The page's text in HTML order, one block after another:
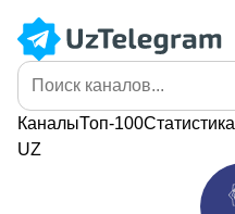
КаналыТоп-100Статистика
UZ